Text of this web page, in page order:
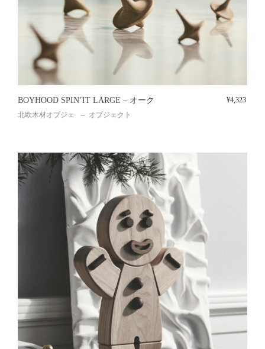
BOYHOOD SPIN’IT LARGE – オーク
北欧木材オブジェ オブジェクト
¥4,323